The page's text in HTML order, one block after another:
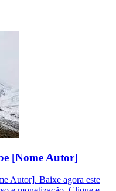
[Nome Autor]
Autor]. Baixe agora este